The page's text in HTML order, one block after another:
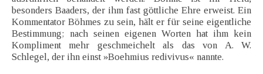
besonders Baaders, der ihm fast göttliche Ehre erweist. Ein
Kommentator Böhmes zu sein, hält er für seine eigentliche
Bestimmung; nach seinen eigenen Worten hat ihm kein
Kompliment mehr geschmeichelt als das von A. W.
Schlegel, der ihn einst »Boehmius redivivus« nannte.